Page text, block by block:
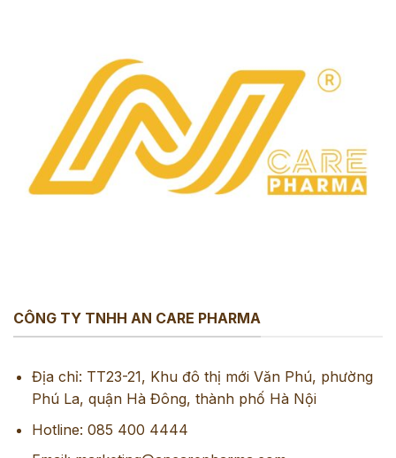
CÔNG TY TNHH AN CARE PHARMA
Địa chỉ: TT23-21, Khu đô thị mới Văn Phú, phường
Phú La, quận Hà Đông, thành phố Hà Nội
Hotline: 085 400 4444